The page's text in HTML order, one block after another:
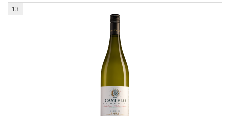
13